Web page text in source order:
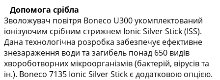
Допомога срібла
Зволожувач повітря Boneco U300 укомплектований
іонізуючим срібним стрижнем Ionic Silver Stick (ISS).
Дана технологічна розробка забезпечує ефективне
знезараження води та загибель понад 650 видів
хвороботворних мікроорганізмів (бактерій, вірусів та
ін.). Boneco 7135 Ionic Silver Stick є додатковою опцією.